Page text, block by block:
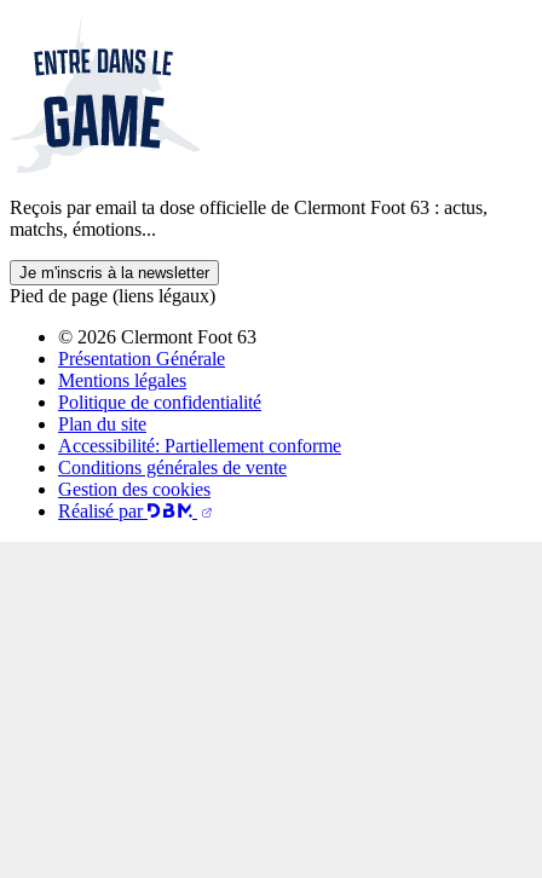
Reçois par email ta dose officielle de Clermont Foot 63 : actus,
matchs, émotions...
Je m'inscris à la newsletter
Pied de page (liens légaux)
© 2026 Clermont Foot 63
Présentation Générale
Mentions légales
Politique de confidentialité
Plan du site
Accessibilité: Partiellement conforme
Conditions générales de vente
Gestion des cookies
Réalisé par